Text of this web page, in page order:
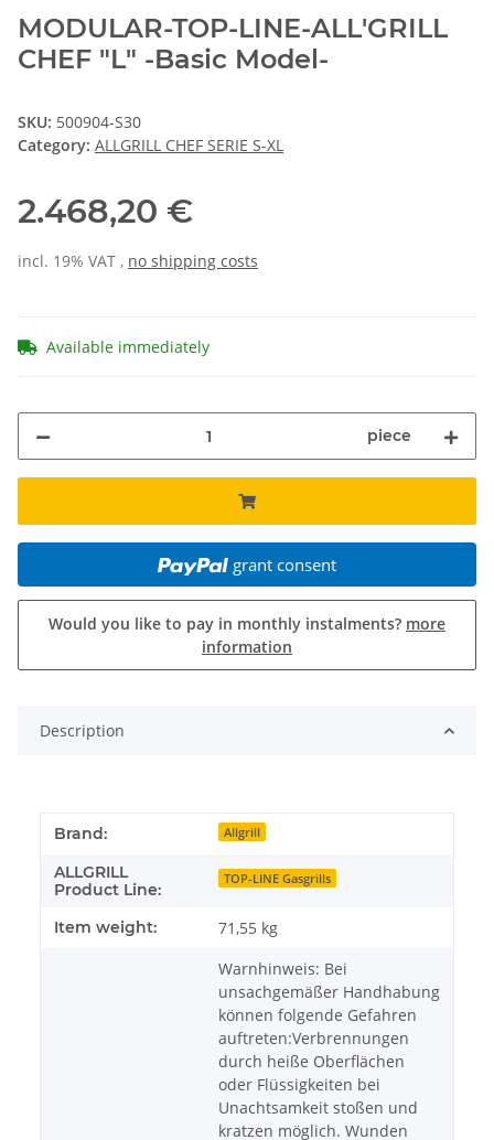
MODULAR-TOP-LINE-ALL'GRILL
CHEF "L" -Basic Model-
SKU: 500904-S30
Category: ALLGRILL CHEF SERIE S-XL
2.468,20 €
incl. 19% VAT , no shipping costs
Available immediately
piece
grant consent
Would you like to pay in monthly instalments? more
information
Description
Brand: Allgrill
ALLGRILL
Product Line:
TOP-LINE Gasgrills
Item weight: 71,55 kg
Warnhinweis: Bei
unsachgemäßer Handhabung
können folgende Gefahren
auftreten:Verbrennungen
durch heiße Oberflächen
oder Flüssigkeiten bei
Unachtsamkeit stoßen und
kratzen möglich. Wunden